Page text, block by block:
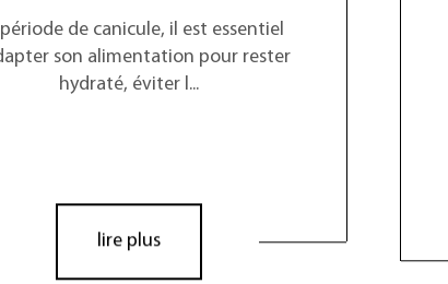
période de canicule, il est essentiel
son alimentation pour rester
hydraté, éviter l...
lire plus